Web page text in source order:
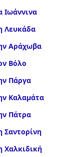
Ιωάννινα
Λευκάδα
Αράχωβα
Βόλο
Πάργα
Καλαμάτα
Πάτρα
Σαντορίνη
Χαλκιδική